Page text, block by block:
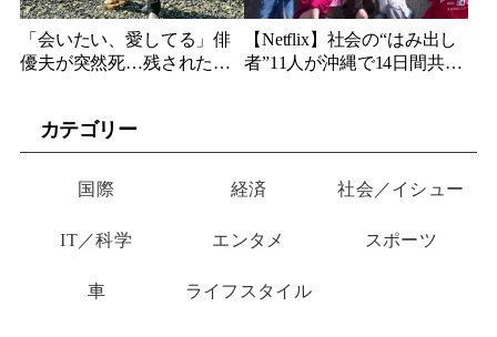
「会いたい、愛してる」俳
優夫が突然死…残された女
【Netflix】社会の“はみ出し
者”11人が沖縄で14日間共同
カテゴリー
国際 経済 社会／イシュー
IT／科学 エンタメ スポーツ
車 ライフスタイル